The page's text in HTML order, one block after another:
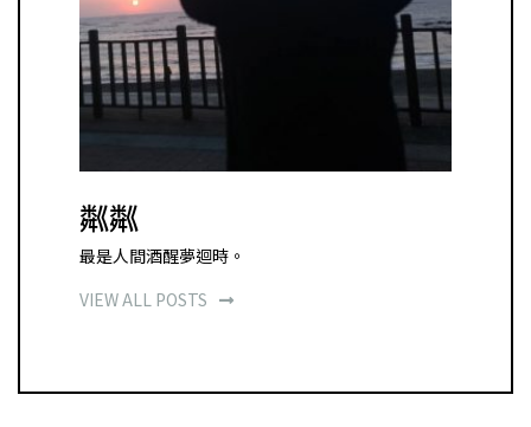
粼粼
最是人間酒醒夢迴時。
VIEW ALL POSTS